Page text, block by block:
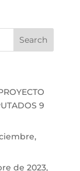
9
de 2023,